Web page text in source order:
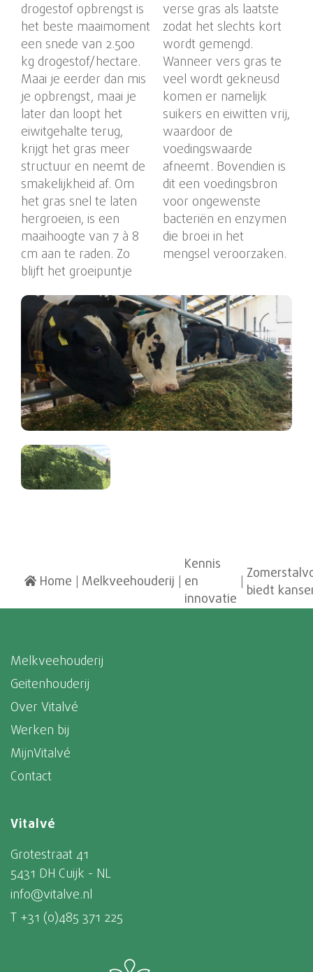
drogestof opbrengst is
het beste maaimoment
een snede van 2.500
kg drogestof/hectare.
Maai je eerder dan mis
je opbrengst, maai je
later dan loopt het
eiwitgehalte terug,
krijgt het gras meer
structuur en neemt de
smakelijkheid af. Om
het gras snel te laten
hergroeien, is een
maaihoogte van 7 à 8
cm aan te raden. Zo
blijft het groeipuntje
verse gras als laatste
zodat het slechts kort
wordt gemengd.
Wanneer vers gras te
veel wordt gekneusd
komen er namelijk
suikers en eiwitten vrij,
waardoor de
voedingswaarde
afneemt. Bovendien is
dit een voedingsbron
voor ongewenste
bacteriën en enzymen
die broei in het
mengsel veroorzaken.
Home Melkveehouderij
Kennis
en
innovatie biedt
Melkveehouderij
Geitenhouderij
Over Vitalvé
Werken bij
MijnVitalvé
Contact
Vitalvé
Grotestraat 41
5431 DH Cuijk - NL
info@vitalve.nl
T +31 (0)485 371 225